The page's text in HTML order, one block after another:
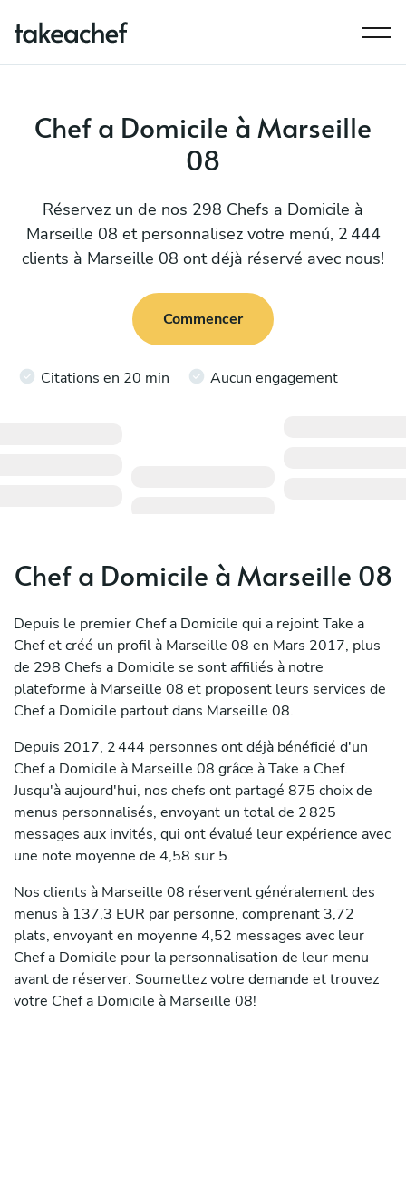
Chef a Domicile à Marseille
08
Réservez un de nos 298 Chefs a Domicile à
Marseille 08 et personnalisez votre menú, 2 444
clients à Marseille 08 ont déjà réservé avec nous!
Commencer
Citations en 20 min Aucun engagement
Chef a Domicile à Marseille 08
Depuis le premier Chef a Domicile qui a rejoint Take a
Chef et créé un profil à Marseille 08 en Mars 2017, plus
de 298 Chefs a Domicile se sont affiliés à notre
plateforme à Marseille 08 et proposent leurs services de
Chef a Domicile partout dans Marseille 08.
Depuis 2017, 2 444 personnes ont déjà bénéficié d'un
Chef a Domicile à Marseille 08 grâce à Take a Chef.
Jusqu'à aujourd'hui, nos chefs ont partagé 875 choix de
menus personnalisés, envoyant un total de 2 825
messages aux invités, qui ont évalué leur expérience avec
une note moyenne de 4,58 sur 5.
Nos clients à Marseille 08 réservent généralement des
menus à 137,3 EUR par personne, comprenant 3,72
plats, envoyant en moyenne 4,52 messages avec leur
Chef a Domicile pour la personnalisation de leur menu
avant de réserver. Soumettez votre demande et trouvez
votre Chef a Domicile à Marseille 08!